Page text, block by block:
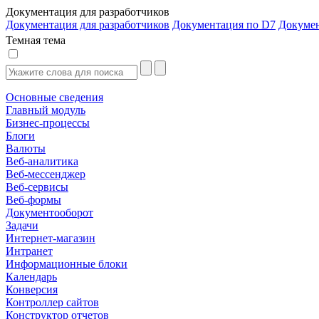
Документация для разработчиков
Документация для разработчиков Документация по D7
Темная тема
Основные сведения
Главный модуль
Бизнес-процессы
Блоги
Валюты
Веб-аналитика
Веб-мессенджер
Веб-сервисы
Веб-формы
Документооборот
Задачи
Интернет-магазин
Интранет
Информационные блоки
Календарь
Конверсия
Контроллер сайтов
Конструктор отчетов